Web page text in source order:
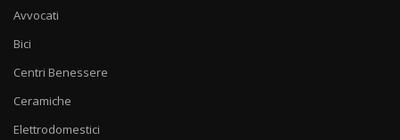
Avvocati
Bici
Centri Benessere
Ceramiche
Elettrodomestici